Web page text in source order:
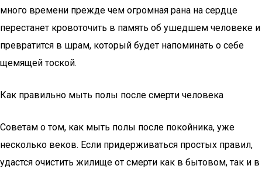
много времени прежде чем огромная рана на сердце
перестанет кровоточить в память об ушедшем человеке и
превратится в шрам, который будет напоминать о себе
щемящей тоской.
Как правильно мыть полы после смерти человека
Советам о том, как мыть полы после покойника, уже
несколько веков. Если придерживаться простых правил,
удастся очистить жилище от смерти как в бытовом, так и в